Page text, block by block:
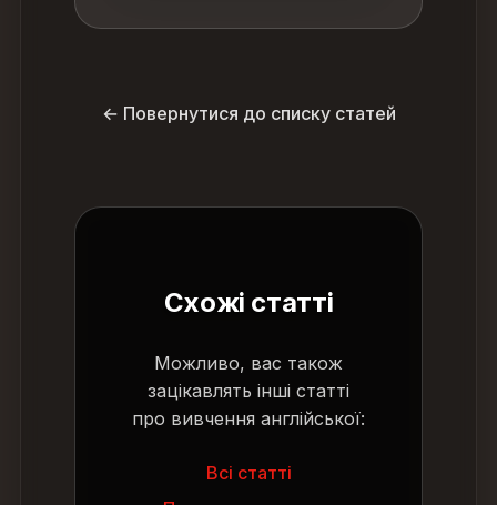
← Повернутися до списку статей
Схожі статті
Можливо, вас також
зацікавлять інші статті
про вивчення англійської:
Всі статті